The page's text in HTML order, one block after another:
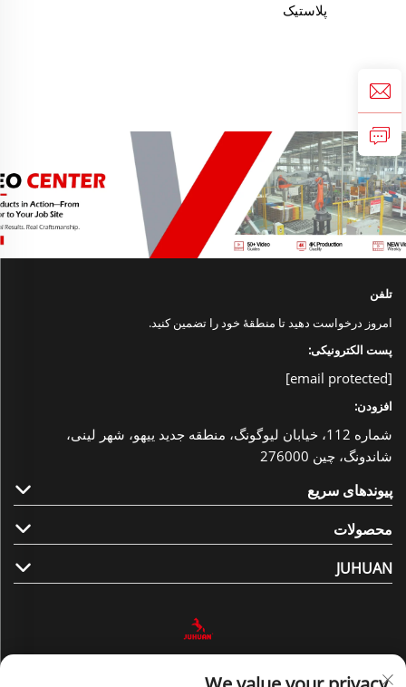
پلاستیک
تلفن
امروز درخواست دهید تا منطقهٔ خود را تضمین کنید.
پست الکترونیکی:
[email protected]
افزودن:
شماره 112، خیابان لیوگونگ، منطقه جدید ییهو، شهر لینی،
شاندونگ، چین 276000
پیوندهای سریع
محصولات
JUHUAN